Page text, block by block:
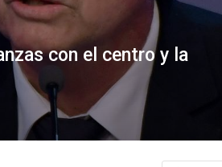
con el centro y la